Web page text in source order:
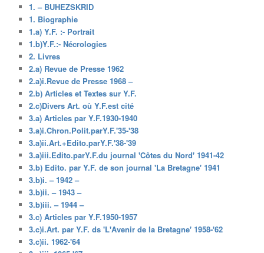
1. – BUHEZSKRID
1. Biographie
1.a) Y.F. :- Portrait
1.b)Y.F.:- Nécrologies
2. Livres
2.a) Revue de Presse 1962
2.a)i.Revue de Presse 1968 –
2.b) Articles et Textes sur Y.F.
2.c)Divers Art. où Y.F.est cité
3.a) Articles par Y.F.1930-1940
3.a)i.Chron.Polit.parY.F.'35-'38
3.a)ii.Art.+Edito.parY.F.'38-'39
3.a)iii.Edito.parY.F.du journal 'Côtes du Nord' 1941-42
3.b) Edito. par Y.F. de son journal 'La Bretagne' 1941
3.b)i. – 1942 –
3.b)ii. – 1943 –
3.b)iii. – 1944 –
3.c) Articles par Y.F.1950-1957
3.c)i.Art. par Y.F. ds 'L'Avenir de la Bretagne' 1958-'62
3.c)ii. 1962-'64